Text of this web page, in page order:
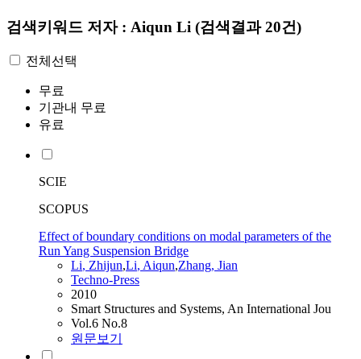
검색키워드 저자 : Aiqun Li (검색결과 20건)
전체선택
무료
기관내 무료
유료
SCIE
SCOPUS
Effect of boundary conditions on modal parameters of the
Run Yang Suspension Bridge
Li, Zhijun,Li, Aiqun,Zhang, Jian
Techno-Press
2010
Smart Structures and Systems, An International Jou
Vol.6 No.8
원문보기